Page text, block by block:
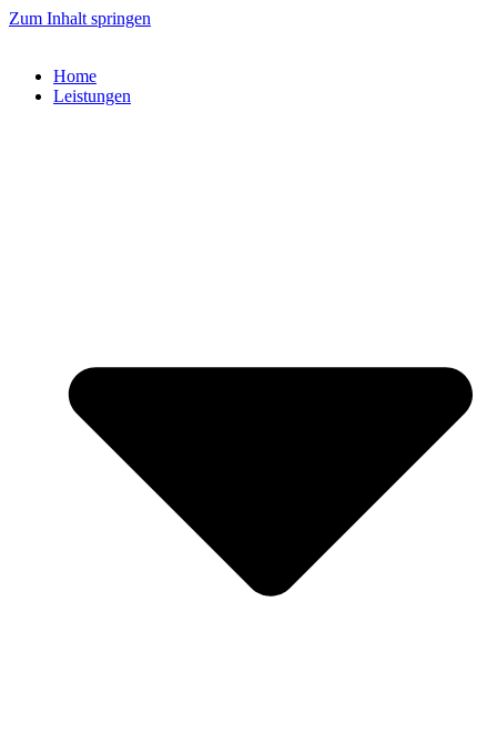
Zum Inhalt springen
Home
Leistungen